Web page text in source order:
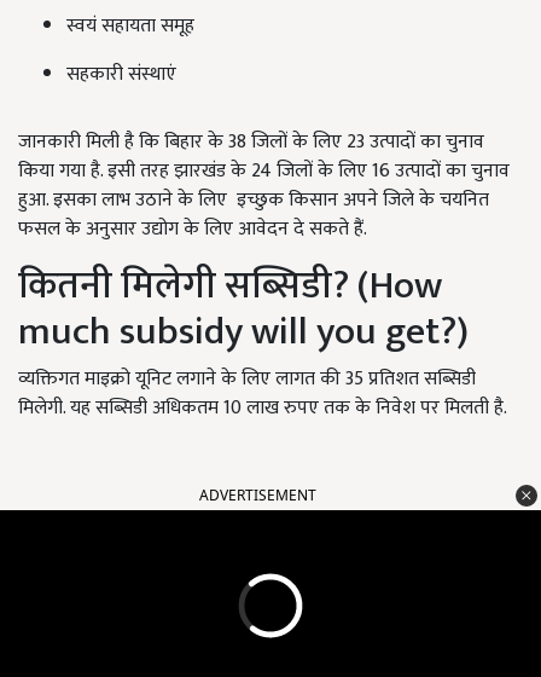
स्वयं सहायता समूह
सहकारी संस्थाएं
जानकारी मिली है कि बिहार के 38 जिलों के लिए 23 उत्पादों का चुनाव
किया गया है. इसी तरह झारखंड के 24 जिलों के लिए 16 उत्पादों का चुनाव
हुआ. इसका लाभ उठाने के लिए इच्छुक किसान अपने जिले के चयनित
फसल के अनुसार उद्योग के लिए आवेदन दे सकते हैं.
कितनी मिलेगी सब्सिडी? (How
much subsidy will you get?)
व्यक्तिगत माइक्रो यूनिट लगाने के लिए लागत की 35 प्रतिशत सब्सिडी
मिलेगी. यह सब्सिडी अधिकतम 10 लाख रुपए तक के निवेश पर मिलती है.
ADVERTISEMENT